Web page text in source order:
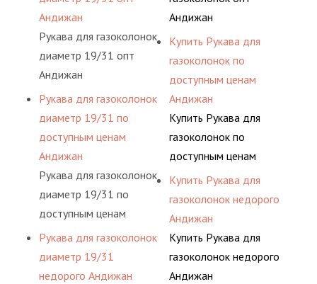
Андижан
Рукава для газоколонок
диаметр 19/31 опт
Андижан
Рукава для газоколонок
диаметр 19/31 по
доступным ценам
Андижан
Рукава для газоколонок
диаметр 19/31 по
доступным ценам
Андижан
Рукава для газоколонок
диаметр 19/31
недорого Андижан
Андижан
Купить Рукава для
газоколонок по
доступным ценам
Андижан
Купить Рукава для
газоколонок по
доступным ценам
Андижан
Купить Рукава для
газоколонок недорого
Андижан
Купить Рукава для
газоколонок недорого
Андижан